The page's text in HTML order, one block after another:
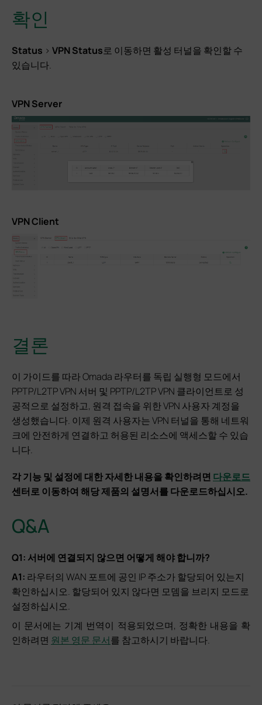
확인
Status > VPNStatus로 이동하면 활성 터널을 확인할 수
있습니다.
VPN Server
VPN Client
결론
이 가이드를 따라 Omada 라우터를 독립 실행형 모드에서
PPTP/L2TP VPN 서버 및 PPTP/L2TP VPN 클라이언트로 성
공적으로 설정하고, 원격 접속을 위한 VPN 사용자 계정을
생성했습니다. 이제 원격 사용자는 VPN 터널을 통해 네트워
크에 안전하게 연결하고 허용된 리소스에 액세스할 수 있습
니다.
각 기능 및 설정에 대한 자세한 내용을 확인하려면 다운로드
센터로 이동하여 해당 제품의 설명서를 다운로드하십시오.
Q&A
Q1: 서버에 연결되지 않으면 어떻게 해야 합니까?
A1: 라우터의 WAN 포트에 공인 IP 주소가 할당되어 있는지
확인하십시오. 할당되어 있지 않다면 모뎀을 브리지 모드로
설정하십시오.
이 문서에는 기계 번역이 적용되었으며, 정확한 내용을 확
인하려면 원본 영문 문서를 참고하시기 바랍니다.